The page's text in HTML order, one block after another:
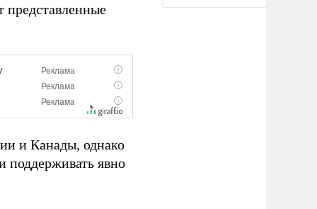
представленные
и Канады, однако
явно